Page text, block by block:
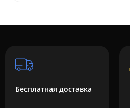
Бесплатная доставка